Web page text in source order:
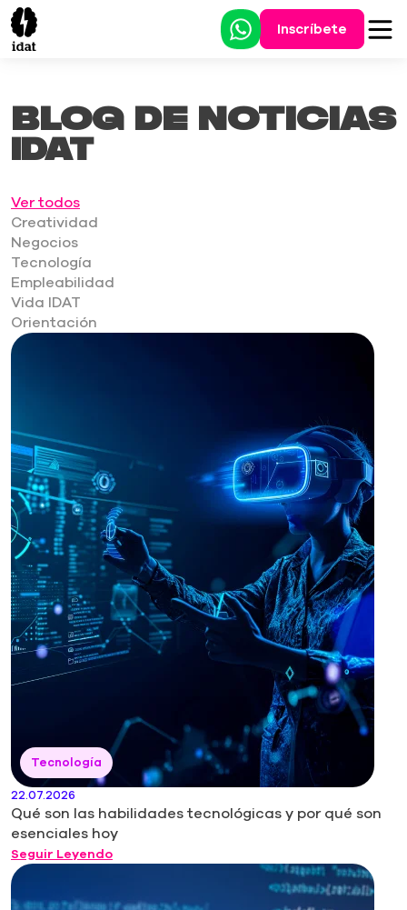
Inscríbete
Blog de noticias
IDAT
Ver todos
Creatividad
Negocios
Tecnología
Empleabilidad
Vida IDAT
Orientación
Tecnología
22.07.2026
Qué son las habilidades tecnológicas y por qué son
esenciales hoy
Seguir Leyendo